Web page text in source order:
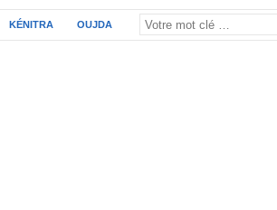
KÉNITRA OUJDA